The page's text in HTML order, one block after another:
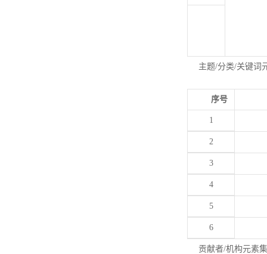
主题/分类/关键词
序号
1
2
3
4
5
6
贡献者/机构元素